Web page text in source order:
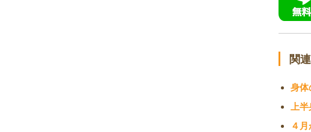
関
身体
上
４